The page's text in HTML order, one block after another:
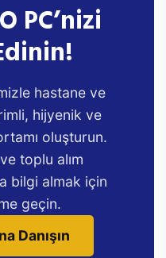
PC’nizi
hastane ve
hijyenik ve
oluşturun.
toplu alım
bilgi almak için
geçin.
Danışın